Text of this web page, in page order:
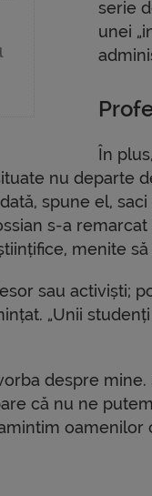
serie
unei
În
nu departe
spune el,
s-a
menite
sau activiști;
„Unii
despre
că nu ne